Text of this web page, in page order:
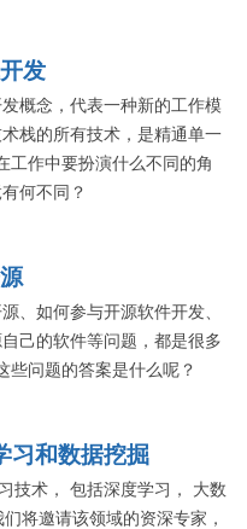
发
概念，代表一种新的工作模
栈的所有技术，是精通单一
工作中要扮演什么不同的角
何不同？
、如何参与开源软件开发、
己的软件等问题，都是很多
些问题的答案是什么呢？
习和数据挖掘
技术， 包括深度学习， 大数
将邀请该领域的资深专家，